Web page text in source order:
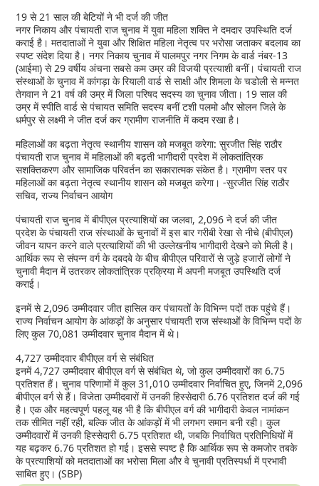
19 से 21 साल की बेटियों ने भी दर्ज की जीत
नगर निकाय और पंचायती राज चुनाव में युवा महिला शक्ति ने दमदार उपस्थिति दर्ज
कराई है। मतदाताओं ने युवा और शिक्षित महिला नेतृत्व पर भरोसा जताकर बदलाव का
स्पष्ट संदेश दिया है। नगर निकाय चुनाव में पालमपुर नगर निगम के वार्ड नंबर-13
(आईमा) से 29 वर्षीय अंचना सबसे कम उम्र की विजयी प्रत्याशी बनीं। पंचायती राज
संस्थाओं के चुनाव में कांगड़ा के रियाली वार्ड से साक्षी और शिमला के चडोली से मन्नत
तेगवान ने 21 वर्ष की उम्र में जिला परिषद सदस्य का चुनाव जीता। 19 साल की
उम्र में स्पीति वार्ड से पंचायत समिति सदस्य बनीं टशी पलमो और सोलन जिले के
धर्मपुर से लक्ष्मी ने जीत दर्ज कर ग्रामीण राजनीति में कदम रखा है।
महिलाओं का बढ़ता नेतृत्व स्थानीय शासन को मजबूत करेगा: सुरजीत सिंह राठौर
पंचायती राज चुनाव में महिलाओं की बढ़ती भागीदारी प्रदेश में लोकतांत्रिक
सशक्तिकरण और सामाजिक परिवर्तन का सकारात्मक संकेत है। ग्रामीण स्तर पर
महिलाओं का बढ़ता नेतृत्व स्थानीय शासन को मजबूत करेगा। -सुरजीत सिंह राठौर
सचिव, राज्य निर्वाचन आयोग
पंचायती राज चुनाव में बीपीएल प्रत्याशियों का जलवा, 2,096 ने दर्ज की जीत
प्रदेश के पंचायती राज संस्थाओं के चुनावों में इस बार गरीबी रेखा से नीचे (बीपीएल)
जीवन यापन करने वाले प्रत्याशियों की भी उल्लेखनीय भागीदारी देखने को मिली है।
आर्थिक रूप से संपन्न वर्ग के दबदबे के बीच बीपीएल परिवारों से जुड़े हजारों लोगों ने
चुनावी मैदान में उतरकर लोकतांत्रिक प्रक्रिया में अपनी मजबूत उपस्थिति दर्ज
कराई।
इनमें से 2,096 उम्मीदवार जीत हासिल कर पंचायतों के विभिन्न पदों तक पहुंचे हैं।
राज्य निर्वाचन आयोग के आंकड़ों के अनुसार पंचायती राज संस्थाओं के विभिन्न पदों के
लिए कुल 70,081 उम्मीदवार चुनाव मैदान में थे।
4,727 उम्मीदवार बीपीएल वर्ग से संबंधित
इनमें 4,727 उम्मीदवार बीपीएल वर्ग से संबंधित थे, जो कुल उम्मीदवारों का 6.75
प्रतिशत हैं। चुनाव परिणामों में कुल 31,010 उम्मीदवार निर्वाचित हुए, जिनमें 2,096
बीपीएल वर्ग से हैं। विजेता उम्मीदवारों में उनकी हिस्सेदारी 6.76 प्रतिशत दर्ज की गई
है। एक और महत्वपूर्ण पहलू यह भी है कि बीपीएल वर्ग की भागीदारी केवल नामांकन
तक सीमित नहीं रही, बल्कि जीत के आंकड़ों में भी लगभग समान बनी रही। कुल
उम्मीदवारों में उनकी हिस्सेदारी 6.75 प्रतिशत थी, जबकि निर्वाचित प्रतिनिधियों में
यह बढ़कर 6.76 प्रतिशत हो गई। इससे स्पष्ट है कि आर्थिक रूप से कमजोर तबके
के प्रत्याशियों को मतदाताओं का भरोसा मिला और वे चुनावी प्रतिस्पर्धा में प्रभावी
साबित हुए। (SBP)